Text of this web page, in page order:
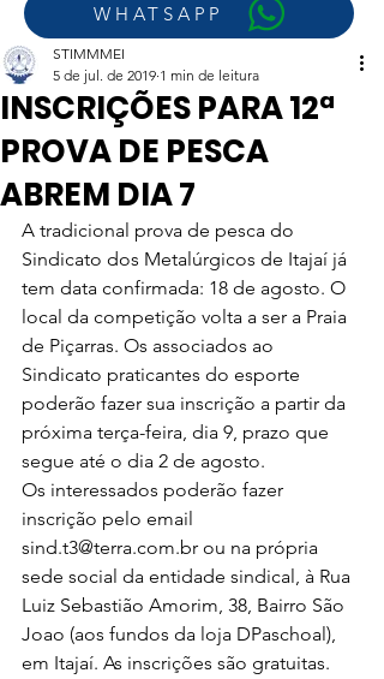
WHATSAPP
INSCRIÇÕES PARA 12ª
PROVA DE PESCA
ABREM DIA 7
STIMMMEI
5 de jul. de 2019 1 min de leitura
A tradicional prova de pesca do
Sindicato dos Metalúrgicos de Itajaí já
tem data confirmada: 18 de agosto. O
local da competição volta a ser a Praia
de Piçarras. Os associados ao
Sindicato praticantes do esporte
poderão fazer sua inscrição a partir da
próxima terça-feira, dia 9, prazo que
segue até o dia 2 de agosto.
Os interessados poderão fazer
inscrição pelo email
sind.t3@terra.com.br ou na própria
sede social da entidade sindical, à Rua
Luiz Sebastião Amorim, 38, Bairro São
Joao (aos fundos da loja DPaschoal),
em Itajaí. As inscrições são gratuitas.